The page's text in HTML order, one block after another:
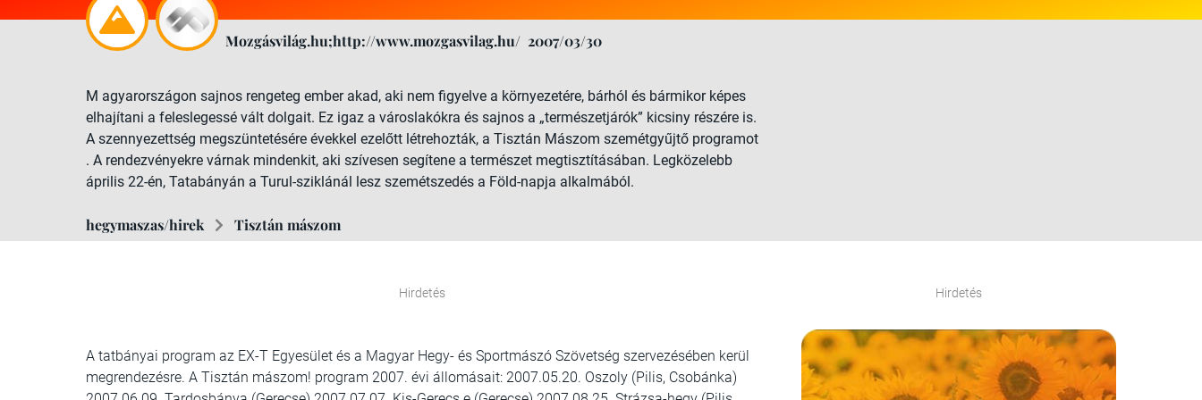
Mozgásvilág.hu;http://www.mozgasvilag.hu/ 2007/03/30
M agyarországon sajnos rengeteg ember akad, aki nem figyelve a környezetére, bárhól és bármikor képes
elhajítani a feleslegessé vált dolgait. Ez igaz a városlakókra és sajnos a „természetjárók” kicsiny részére is.
A szennyezettség megszüntetésére évekkel ezelőtt létrehozták, a Tisztán Mászom szemétgyűjtő programot
. A rendezvényekre várnak mindenkit, aki szívesen segítene a természet megtisztításában. Legközelebb
április 22-én, Tatabányán a Turul-sziklánál lesz szemétszedés a Föld-napja alkalmából.
hegymaszas/hirek Tisztán mászom
Hirdetés
A tatbányai program az EX-T Egyesület és a Magyar Hegy- és Sportmászó Szövetség szervezésében kerül
megrendezésre. A Tisztán mászom! program 2007. évi állomásait: 2007.05.20. Oszoly (Pilis, Csobánka)
Hirdetés